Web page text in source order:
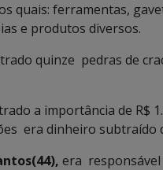
quais: ferramentas,
e produtos diversos.
quinze pedras de
a importância de R$
era dinheiro subtraído
era